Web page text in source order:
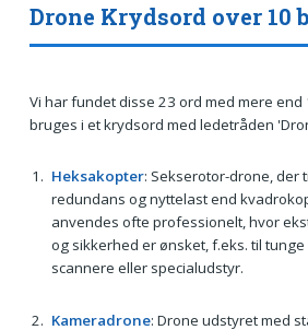
Drone Krydsord over 10
Vi har fundet disse 23 ord med mere
bruges i et krydsord med ledetråden
Heksakopter: Sekserotor-drone, der
redundans og nyttelast end
anvendes ofte professionelt, hvor
og sikkerhed er ønsket, f.eks. til tunge
scannere eller specialudstyr.
Kameradrone: Drone udstyret med